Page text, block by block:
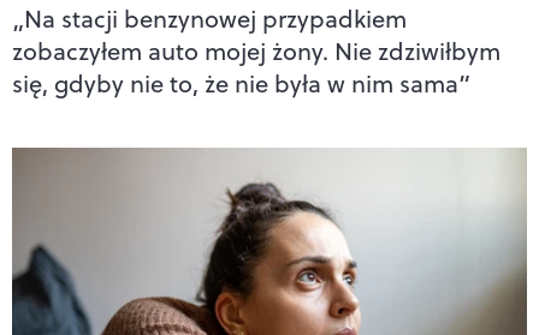
„Na stacji benzynowej przypadkiem
zobaczyłem auto mojej żony. Nie zdziwiłbym
się, gdyby nie to, że nie była w nim sama”